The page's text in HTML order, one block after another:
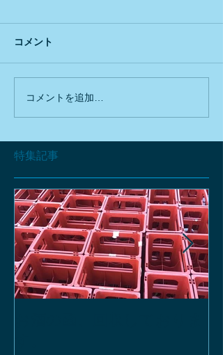
特集記事
コメント
コメントを追加…